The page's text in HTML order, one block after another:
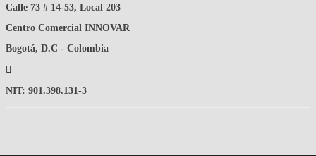
Calle 73 # 14-53, Local 203
Centro Comercial INNOVAR
Bogotá, D.C - Colombia
NIT: 901.398.131-3